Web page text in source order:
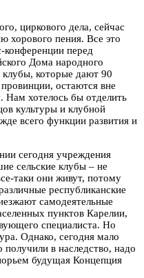
циркового дела, сейчас
хорового пения. Все это
перед
Дома народного
которые дают 90
остаются вне
Нам хотелось бы отделить
культуры и клубной
всего функции развития и
сегодня учреждения
сельские клубы – не
таки они живут, потому
республиканские
самодеятельные
пунктов Карелии,
специалиста. Но
Однако, сегодня мало
получили в наследство, надо
будущая Концепция